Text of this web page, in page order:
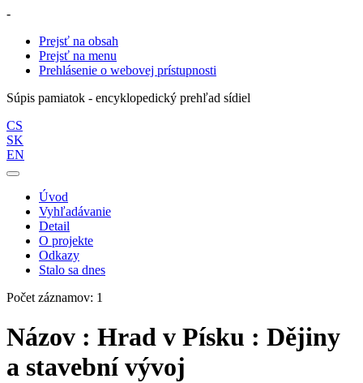
-
Prejsť na obsah
Prejsť na menu
Prehlásenie o webovej prístupnosti
Súpis pamiatok - encyklopedický prehľad sídiel
CS
SK
EN
Úvod
Vyhľadávanie
Detail
O projekte
Odkazy
Stalo sa dnes
Počet záznamov: 1
Názov : Hrad v Písku : Dějiny
a stavební vývoj